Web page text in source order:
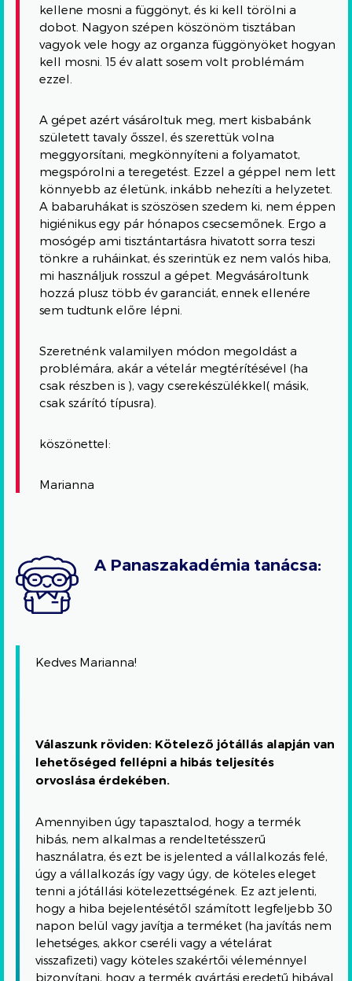
kellene mosni a függönyt, és ki kell törölni a
dobot. Nagyon szépen köszönöm tisztában
vagyok vele hogy az organza függönyöket hogyan
kell mosni. 15 év alatt sosem volt problémám
ezzel.
A gépet azért vásároltuk meg, mert kisbabánk
született tavaly ősszel, és szerettük volna
meggyorsítani, megkönnyíteni a folyamatot,
megspórolni a teregetést. Ezzel a géppel nem lett
könnyebb az életünk, inkább nehezíti a helyzetet.
A babaruhákat is szöszösen szedem ki, nem éppen
higiénikus egy pár hónapos csecsemőnek. Ergo a
mosógép ami tisztántartásra hivatott sorra teszi
tönkre a ruháinkat, és szerintük ez nem valós hiba,
mi használjuk rosszul a gépet. Megvásároltunk
hozzá plusz több év garanciát, ennek ellenére
sem tudtunk előre lépni.
Szeretnénk valamilyen módon megoldást a
problémára, akár a vételár megtérítésével (ha
csak részben is ), vagy cserekészülékkel( másik,
csak szárító típusra).
köszönettel:
Marianna
A Panaszakadémia tanácsa:
Kedves Marianna!
Válaszunk röviden: Kötelező jótállás alapján van
lehetőséged fellépni a hibás teljesítés
orvoslása érdekében.
Amennyiben úgy tapasztalod, hogy a termék
hibás, nem alkalmas a rendeltetésszerű
használatra, és ezt be is jelented a vállalkozás felé,
úgy a vállalkozás így vagy úgy, de köteles eleget
tenni a jótállási kötelezettségének. Ez azt jelenti,
hogy a hiba bejelentésétől számított legfeljebb 30
napon belül vagy javítja a terméket (ha javítás nem
lehetséges, akkor cseréli vagy a vételárat
visszafizeti) vagy köteles szakértői véleménnyel
bizonyítani, hogy a termék gyártási eredetű hibával